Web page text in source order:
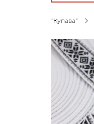
"Купава"